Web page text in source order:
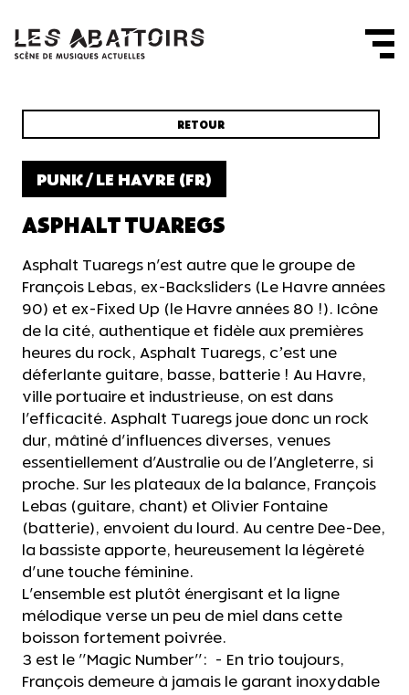
RETOUR
PUNK / LE HAVRE (FR)
ASPHALT TUAREGS
Asphalt Tuaregs n'est autre que le groupe de
François Lebas, ex-Backsliders (Le Havre années
90) et ex-Fixed Up (le Havre années 80 !). Icône
de la cité, authentique et fidèle aux premières
heures du rock, Asphalt Tuaregs, c’est une
déferlante guitare, basse, batterie ! Au Havre,
ville portuaire et industrieuse, on est dans
l'efficacité. Asphalt Tuaregs joue donc un rock
dur, mâtiné d'influences diverses, venues
essentiellement d'Australie ou de l'Angleterre, si
proche. Sur les plateaux de la balance, François
Lebas (guitare, chant) et Olivier Fontaine
(batterie), envoient du lourd. Au centre Dee-Dee,
la bassiste apporte, heureusement la légèreté
d'une touche féminine.
L'ensemble est plutôt énergisant et la ligne
mélodique verse un peu de miel dans cette
boisson fortement poivrée.
3 est le "Magic Number": - En trio toujours,
François demeure à jamais le garant inoxydable